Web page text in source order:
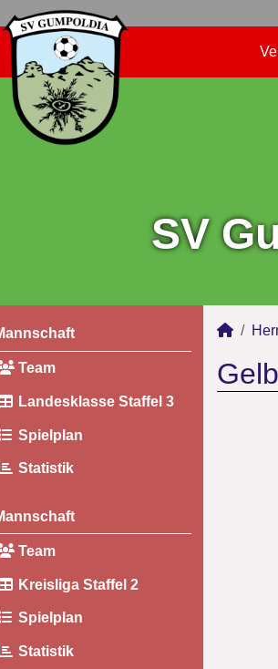
SV
Team
Landesklasse Staffel 3
Spielplan
Statistik
Team
Kreisliga Staffel 2
Spielplan
Statistik